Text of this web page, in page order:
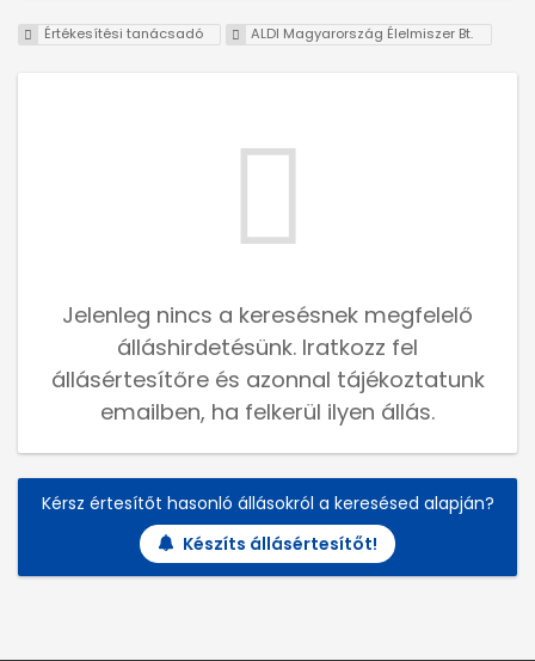
Értékesítési tanácsadó ALDI Magyarország Élelmiszer Bt.
Jelenleg nincs a keresésnek megfelelő
álláshirdetésünk. Iratkozz fel
állásértesítőre és azonnal tájékoztatunk
emailben, ha felkerül ilyen állás.
Kérsz értesítőt hasonló állásokról a keresésed alapján?
Készíts állásértesítőt!